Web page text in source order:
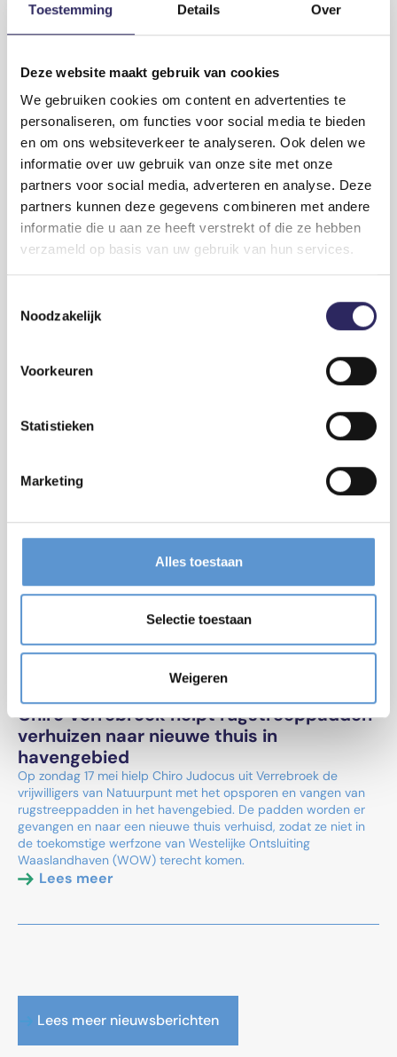
Toestemming Details Over
Deze website maakt gebruik van cookies
We gebruiken cookies om content en advertenties te
personaliseren, om functies voor social media te bieden
en om ons websiteverkeer te analyseren. Ook delen we
informatie over uw gebruik van onze site met onze
partners voor social media, adverteren en analyse. Deze
partners kunnen deze gegevens combineren met andere
informatie die u aan ze heeft verstrekt of die ze hebben
verzameld op basis van uw gebruik van hun services.
Noodzakelijk
Voorkeuren
Statistieken
Marketing
Alles toestaan
Selectie toestaan
Weigeren
Vlaamse Regering stelt ontwerp van
De Vlaamse Regering heeft op vrijdag 29 mei het ontwerp van
projectbesluit voor de Containercluster Linkerscheldeoever
Chiro Verrebroek helpt rugstreeppadden
verhuizen naar nieuwe thuis in
havengebied
Op zondag 17 mei hielp Chiro Judocus uit Verrebroek de
vrijwilligers van Natuurpunt met het opsporen en vangen van
rugstreeppadden in het havengebied. De padden worden er
gevangen en naar een nieuwe thuis verhuisd, zodat ze niet in
de toekomstige werfzone van Westelijke Ontsluiting
Waaslandhaven (WOW) terecht komen.
Lees meer
Lees meer nieuwsberichten